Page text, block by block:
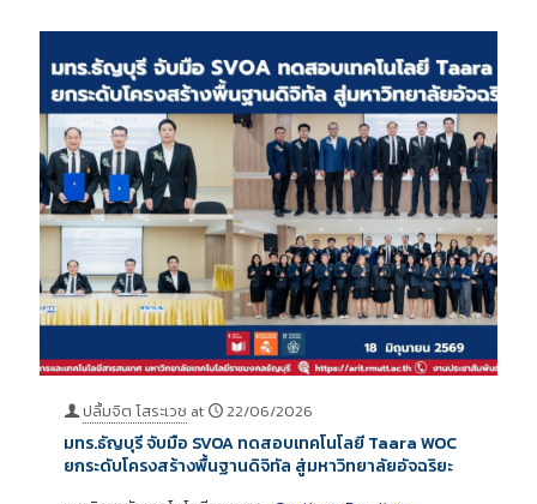
ปลื้มจิต โสระเวช at 22/06/2026
มทร.ธัญบุรี จับมือ SVOA ทดสอบเทคโนโลยี Taara WOC
ยกระดับโครงสร้างพื้นฐานดิจิทัล สู่มหาวิทยาลัยอัจฉริยะ